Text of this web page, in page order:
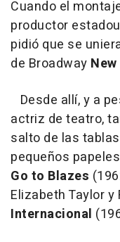
Cuando el
productor
pidió que se
de Broadway
Desde allí, y a
actriz de teatro,
salto de las
pequeños
Go to Blazes
Elizabeth Taylor y
Internacional